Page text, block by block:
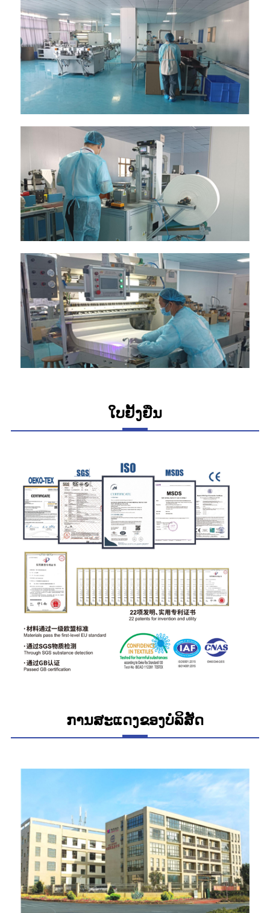
ໃບຢັ້ງຢືນ
ການສະແດງຂອງບໍລິສັດ